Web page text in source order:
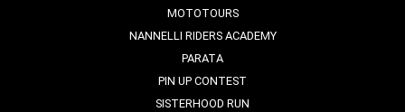
MOTOTOURS
NANNELLI RIDERS ACADEMY
PARATA
PIN UP CONTEST
SISTERHOOD RUN